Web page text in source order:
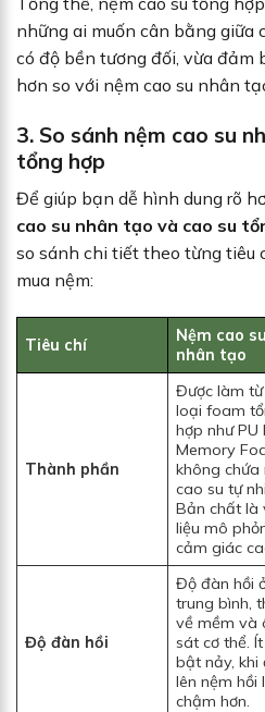
những ai muốn cân bằng giữa
có độ bền tương đối, vừa
hơn so với nệm cao su nhân
3. So sánh nệm cao su
tổng hợp
Để giúp bạn dễ hình dung rõ
cao su nhân tạo và cao su
so sánh chi tiết theo từng tiêu
mua nệm:
Tiêu chí
Nệm cao su
nhân tạo
Thành phần
Được làm
loại foam
hợp như PU
Memory
không chứa
cao su tự
Bản chất là
liệu mô
cảm giác
Độ đàn hồi
Độ đàn hồi
trung bình,
về mềm và
sát cơ thể.
bật nảy, khi
lên nệm hồi
chậm hơn.